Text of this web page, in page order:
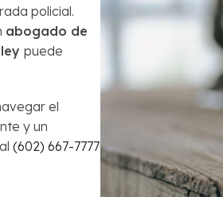
en casos de Bancarrota
policial.
abogado de
puede
el
y un
(602) 667-7777